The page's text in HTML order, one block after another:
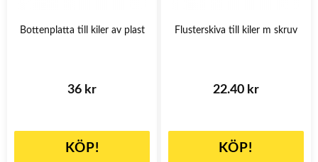
Bottenplatta till kiler av plast
36 kr
KÖP!
Flusterskiva till kiler m skruv
22.40 kr
KÖP!